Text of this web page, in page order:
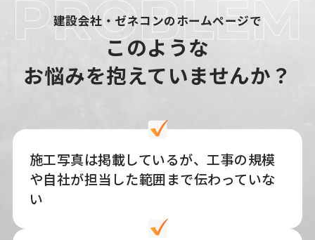
建設会社・ゼネコンのホームページで
このような
お悩みを抱えていませんか？
施工写真は掲載しているが、工事の規模
や自社が担当した範囲まで伝わっていな
い